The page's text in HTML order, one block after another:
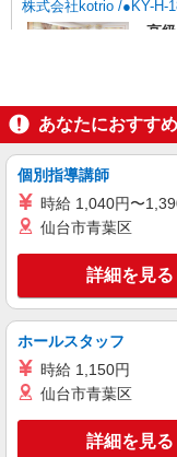
株式会社kotrio /●KY-H-
高
お
派遣社員
東
＊
キープ
あなたにおすす
個別指導講師
時給 1,040円〜
仙台市青葉区
詳細を見る
ホールスタッフ
時給 1,150円
仙台市青葉区
詳細を見る